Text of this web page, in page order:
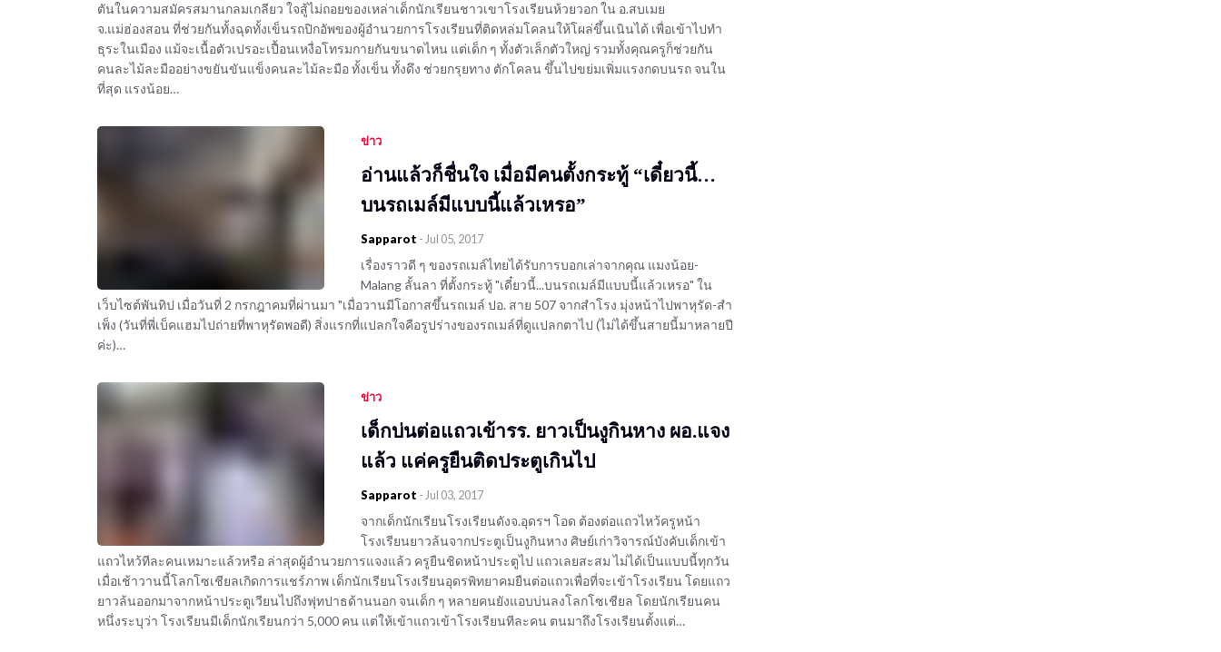
ตันในความสมัครสมานกลมเกลียว ใจสู้ไม่ถอยของเหล่าเด็กนักเรียนชาวเขาโรงเรียนห้วยวอก ใน อ.สบเมย
จ.แม่ฮ่องสอน ที่ช่วยกันทั้งฉุดทั้งเข็นรถปิกอัพของผู้อำนวยการโรงเรียนที่ติดหล่มโคลนให้โผล่ขึ้นเนินได้ เพื่อเข้าไปทำ
ธุระในเมือง แม้จะเนื้อตัวเปรอะเปื้อนเหงื่อโทรมกายกันขนาดไหน แต่เด็ก ๆ ทั้งตัวเล็กตัวใหญ่ รวมทั้งคุณครูก็ช่วยกัน
คนละไม้ละมืออย่างขยันขันแข็งคนละไม้ละมือ ทั้งเข็น ทั้งดึง ช่วยกรุยทาง ตักโคลน ขึ้นไปขย่มเพิ่มแรงกดบนรถ จนใน
ที่สุด แรงน้อย…
ข่าว
อ่านแล้วก็ชื่นใจ เมื่อมีคนตั้งกระทู้ “เดี๋ยวนี้…
บนรถเมล์มีแบบนี้แล้วเหรอ”
Sapparot - Jul 05, 2017
เรื่องราวดี ๆ ของรถเมล์ไทยได้รับการบอกเล่าจากคุณ แมงน้อย-
Malang ลั้นลา ที่ตั้งกระทู้ "เดี๋ยวนี้...บนรถเมล์มีแบบนี้แล้วเหรอ" ใน
เว็บไซต์พันทิป เมื่อวันที่ 2 กรกฎาคมที่ผ่านมา "เมื่อวานมีโอกาสขึ้นรถเมล์ ปอ. สาย 507 จากสำโรง มุ่งหน้าไปพาหุรัด-สำ
เพ็ง (วันที่พี่เบ็คแฮมไปถ่ายที่พาหุรัดพอดี) สิ่งแรกที่แปลกใจคือรูปร่างของรถเมล์ที่ดูแปลกตาไป (ไม่ได้ขึ้นสายนี้มาหลายปี
ค่ะ)…
ข่าว
เด็กบ่นต่อแถวเข้ารร. ยาวเป็นงูกินหาง ผอ.แจง
แล้ว แค่ครูยืนติดประตูเกินไป
Sapparot - Jul 03, 2017
จากเด็กนักเรียนโรงเรียนดังจ.อุดรฯ โอด ต้องต่อแถวไหว้ครูหน้า
โรงเรียนยาวล้นจากประตูเป็นงูกินหาง ศิษย์เก่าวิจารณ์บังคับเด็กเข้า
แถวไหว้ทีละคนเหมาะแล้วหรือ ล่าสุดผู้อำนวยการแจงแล้ว ครูยืนชิดหน้าประตูไป แถวเลยสะสม ไม่ได้เป็นแบบนี้ทุกวัน
เมื่อเช้าวานนี้โลกโซเชียลเกิดการแชร์ภาพ เด็กนักเรียนโรงเรียนอุดรพิทยาคมยืนต่อแถวเพื่อที่จะเข้าโรงเรียน โดยแถว
ยาวล้นออกมาจากหน้าประตูเวียนไปถึงฟุทปาธด้านนอก จนเด็ก ๆ หลายคนยังแอบบ่นลงโลกโซเชียล โดยนักเรียนคน
หนึ่งระบุว่า โรงเรียนมีเด็กนักเรียนกว่า 5,000 คน แต่ให้เข้าแถวเข้าโรงเรียนทีละคน ตนมาถึงโรงเรียนตั้งแต่…